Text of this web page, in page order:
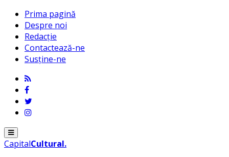
Prima pagină
Despre noi
Redacție
Contactează-ne
Susține-ne
Menu
CapitalCultural.